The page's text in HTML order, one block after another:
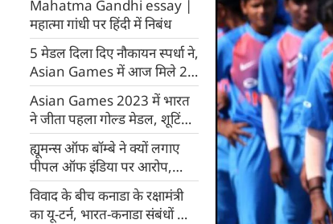
Mahatma Gandhi essay |
महात्मा गांधी पर हिंदी में निबंध
5 मेडल दिला दिए नौकायन स्पर्धा ने,
Asian Games में आज मिले 2
कांस्य पदक
Asian Games 2023 में भारत
ने जीता पहला गोल्ड मेडल, शूटिंग
टीम ने दिलाया सोना (Video)
ह्यूमन्स ऑफ बॉम्बे ने क्‍यों लगाए
पीपल ऑफ इंडिया पर आरोप,
जानिए क्‍या है मामला?
विवाद के बीच कनाडा के रक्षामंत्री
का यू-टर्न, भारत-कनाडा संबंधों को